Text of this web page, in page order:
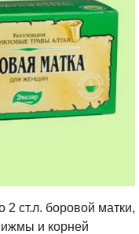
2 ст.л. боровой матки,
и корней